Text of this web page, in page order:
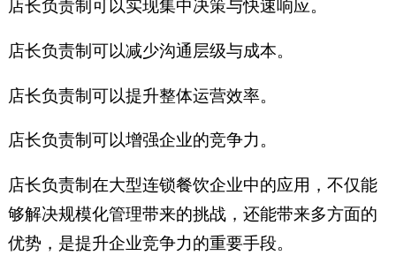
店长负责制可以实现集中决策与快速响应。
店长负责制可以减少沟通层级与成本。
店长负责制可以提升整体运营效率。
店长负责制可以增强企业的竞争力。
店长负责制在大型连锁餐饮企业中的应用，不仅能
够解决规模化管理带来的挑战，还能带来多方面的
优势，是提升企业竞争力的重要手段。